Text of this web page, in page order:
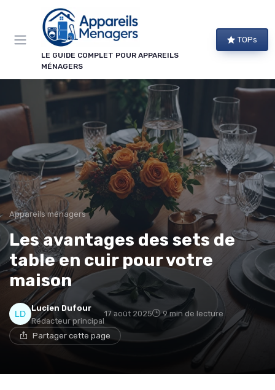
LE GUIDE COMPLET POUR APPAREILS
MÉNAGERS
TOPs
Appareils ménagers
Les avantages des sets de
table en cuir pour votre
maison
Lucien Dufour
Rédacteur principal
17 août 2025 9 min de lecture
Partager cette page
→ Je m'abonne
* En m'inscrivant, j'accepte de recevoir la newsletter
d'Appareils Ménagers et les offres de ses partenaires.
Panneau de gestion des cookies